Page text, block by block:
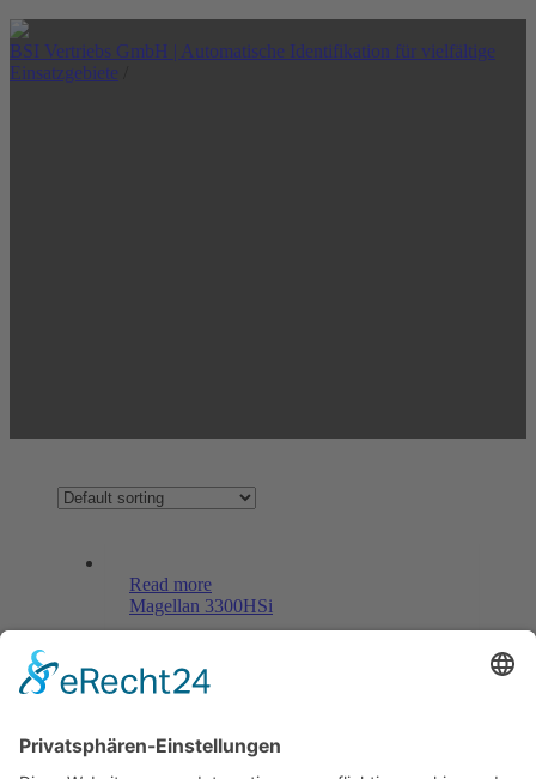
BSI Vertriebs GmbH | Automatische Identifikation für vielfältige
Einsatzgebiete
Read more
Magellan 3300HSi
Menü